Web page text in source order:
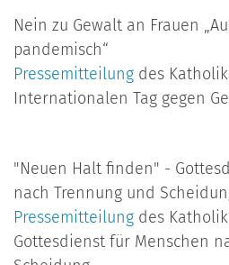
Nein zu Gewalt an Frauen
pandemisch“
Pressemitteilung des
Internationalen Tag gegen
"Neuen Halt finden" -
nach Trennung und
Pressemitteilung des
Gottesdienst für Menschen